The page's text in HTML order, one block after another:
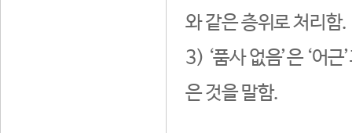
와 같은 층위로 처리함.
3) ‘품사 없음’은 ‘어
은 것을 말함.